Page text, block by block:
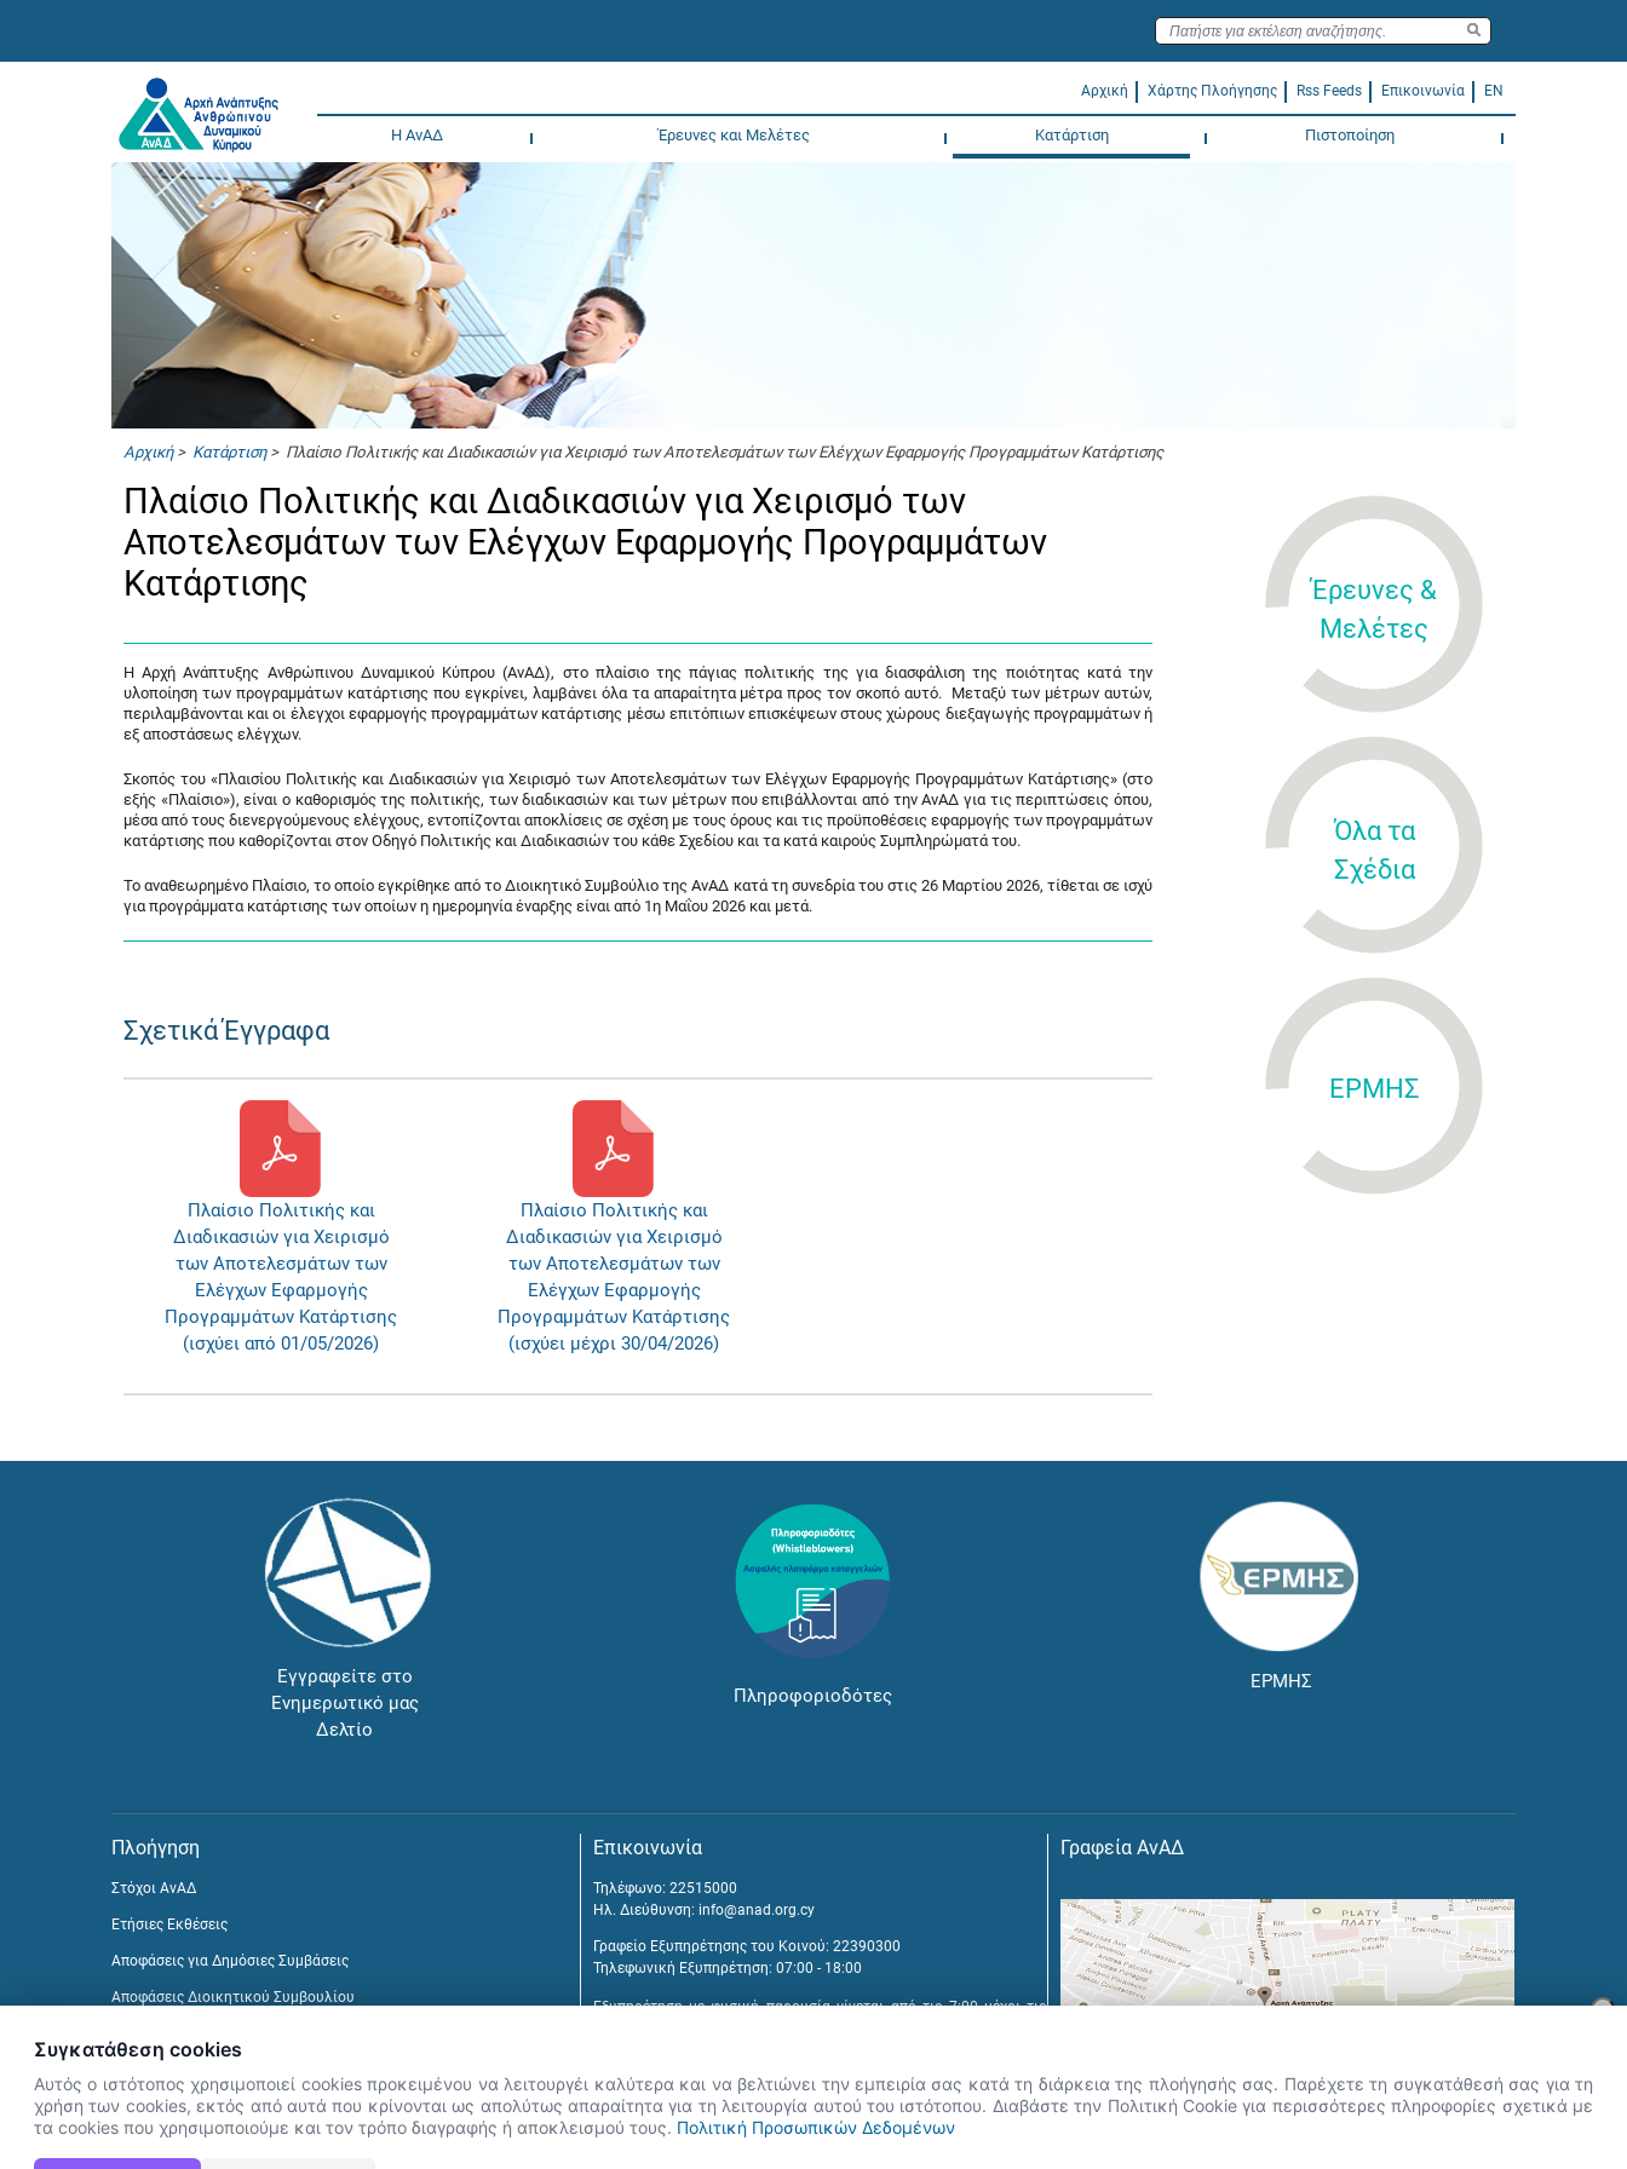
Αρχική Χάρτης Πλοήγησης Rss Feeds Επικοινωνία EN
Η ΑνΑΔ Έρευνες και Μελέτες Κατάρτιση Πιστοποίηση
Αρχική> Κατάρτιση> Πλαίσιο Πολιτικής και Διαδικασιών για Χειρισμό των Αποτελεσμάτων των Ελέγχων Εφαρμογής Προγραμμάτων Κατάρτισης
Πλαίσιο Πολιτικής και Διαδικασιών για Χειρισμό των
Αποτελεσμάτων των Ελέγχων Εφαρμογής Προγραμμάτων
Κατάρτισης
Η Αρχή Ανάπτυξης Ανθρώπινου Δυναμικού Κύπρου (ΑνΑΔ), στο πλαίσιο της πάγιας πολιτικής της για διασφάλιση της ποιότητας κατά την
υλοποίηση των προγραμμάτων κατάρτισης που εγκρίνει, λαμβάνει όλα τα απαραίτητα μέτρα προς τον σκοπό αυτό. Μεταξύ των μέτρων αυτών,
περιλαμβάνονται και οι έλεγχοι εφαρμογής προγραμμάτων κατάρτισης μέσω επιτόπιων επισκέψεων στους χώρους διεξαγωγής προγραμμάτων ή
εξ αποστάσεως ελέγχων.
Σκοπός του «Πλαισίου Πολιτικής και Διαδικασιών για Χειρισμό των Αποτελεσμάτων των Ελέγχων Εφαρμογής Προγραμμάτων Κατάρτισης» (στο
εξής «Πλαίσιο»), είναι ο καθορισμός της πολιτικής, των διαδικασιών και των μέτρων που επιβάλλονται από την ΑνΑΔ για τις περιπτώσεις όπου,
μέσα από τους διενεργούμενους ελέγχους, εντοπίζονται αποκλίσεις σε σχέση με τους όρους και τις προϋποθέσεις εφαρμογής των προγραμμάτων
κατάρτισης που καθορίζονται στον Οδηγό Πολιτικής και Διαδικασιών του κάθε Σχεδίου και τα κατά καιρούς Συμπληρώματά του.
Το αναθεωρημένο Πλαίσιο, το οποίο εγκρίθηκε από το Διοικητικό Συμβούλιο της ΑνΑΔ κατά τη συνεδρία του στις 26 Μαρτίου 2026, τίθεται σε ισχύ
για προγράμματα κατάρτισης των οποίων η ημερομηνία έναρξης είναι από 1η Μαΐου 2026 και μετά.
Σχετικά Έγγραφα
Πλαίσιο Πολιτικής και
Διαδικασιών για Χειρισμό
των Αποτελεσμάτων των
Ελέγχων Εφαρμογής
Προγραμμάτων Κατάρτισης
(ισχύει από 01/05/2026)
Πλαίσιο Πολιτικής και
Διαδικασιών για Χειρισμό
των Αποτελεσμάτων των
Ελέγχων Εφαρμογής
Προγραμμάτων Κατάρτισης
(ισχύει μέχρι 30/04/2026)
Έρευνες &
Μελέτες
Όλα τα
Σχέδια
ΕΡΜΗΣ
Εγγραφείτε στο
Ενημερωτικό μας
Δελτίο
Πληροφοριοδότες
ΕΡΜΗΣ
Πλοήγηση
Στόχοι ΑνΑΔ
Ετήσιες Εκθέσεις
Αποφάσεις για Δημόσιες Συμβάσεις
Αποφάσεις Διοικητικού Συμβουλίου
Επικοινωνία
Τηλέφωνο: 22515000
Ηλ. Διεύθυνση: info@anad.org.cy
Γραφείο Εξυπηρέτησης του Κοινού: 22390300
Τηλεφωνική Εξυπηρέτηση: 07:00 - 18:00
Εξυπηρέτηση με φυσική παρουσία γίνεται από τις 7:00 μέχρι τις
Τ.Θ. 25431, 1392 Λευκωσία, Κύπρος
Γραφεία ΑνΑΔ
×
σήμερα.
Συγκατάθεση cookies
Αυτός ο ιστότοπος χρησιμοποιεί cookies προκειμένου να λειτουργέι καλύτερα και να βελτιώνει την εμπειρία σας κατά τη διάρκεια της πλοήγησής σας. Παρέχετε τη συγκατάθεσή σας για τη
χρήση των cookies, εκτός από αυτά που κρίνονται ως απολύτως απαραίτητα για τη λειτουργία αυτού του ιστότοπου. Διαβάστε την Πολιτική Cookie για περισσότερες πληροφορίες σχετικά με
τα cookies που χρησιμοποιούμε και τον τρόπο διαγραφής ή αποκλεισμού τους. Πολιτική Προσωπικών Δεδομένων